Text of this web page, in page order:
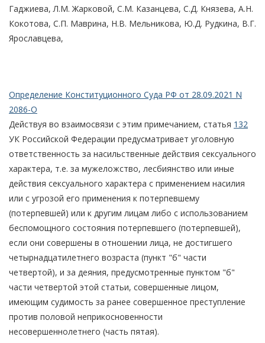
Гаджиева, Л.М. Жарковой, С.М. Казанцева, С.Д. Князева, А.Н.
Кокотова, С.П. Маврина, Н.В. Мельникова, Ю.Д. Рудкина, В.Г.
Ярославцева,
Определение Конституционного Суда РФ от 28.09.2021 N
2086-О
Действуя во взаимосвязи с этим примечанием, статья 132
УК Российской Федерации предусматривает уголовную
ответственность за насильственные действия сексуального
характера, т.е. за мужеложство, лесбиянство или иные
действия сексуального характера с применением насилия
или с угрозой его применения к потерпевшему
(потерпевшей) или к другим лицам либо с использованием
беспомощного состояния потерпевшего (потерпевшей),
если они совершены в отношении лица, не достигшего
четырнадцатилетнего возраста (пункт "б" части
четвертой), и за деяния, предусмотренные пунктом "б"
части четвертой этой статьи, совершенные лицом,
имеющим судимость за ранее совершенное преступление
против половой неприкосновенности
несовершеннолетнего (часть пятая).